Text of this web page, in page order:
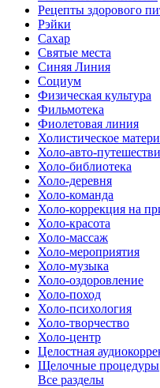
Рецепты здорового
Рэйки
Сахар
Святые места
Синяя Линия
Социум
Физическая культура
Фильмотека
Фиолетовая линия
Холистическое
Холо-авто-
Холо-библиотека
Холо-деревня
Холо-команда
Холо-коррекция на
Холо-красота
Холо-массаж
Холо-мероприятия
Холо-музыка
Холо-оздоровление
Холо-поход
Холо-психология
Холо-творчество
Холо-центр
Целостная
Щелочные процедуры
Все разделы